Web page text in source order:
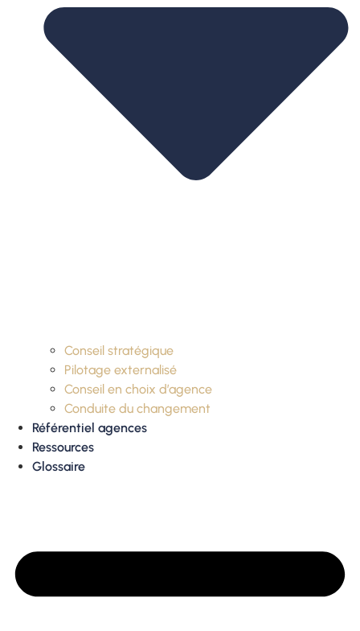
Conseil stratégique
Pilotage externalisé
Conseil en choix d’agence
Conduite du changement
Référentiel agences
Ressources
Glossaire